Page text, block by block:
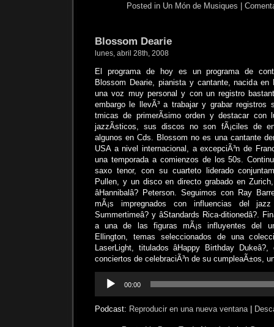
Posted in Un Món de Musiques
Blossom Dearie
lunes, abril 28th, 2008
El programa de hoy es un programa de
Blossom Dearie, pianista y cantante, nacida en
una voz muy personal y con un registro
embargo le llevÃ³ a trabajar y grabar registros
tmicas de primerÃ­simo orden y destacar con
jazzÃ­sticos, sus discos no son fÃ¡ciles de
algunos en Cds. Blossom no es una cantante
USA a nivel internacional, a excepciÃ³n de
una temporada a comienzos de los 50s.
saxo tenor, con su cuarteto liderado
Pullen, y un disco en directo grabado en
âHannibalâ? Peterson. Seguimos con Ray
mÃ¡s impregnados con influencias del
Summertimeâ? y âStandards Rica-ditionedâ?.
a una de las figuras mÃ¡s influyentes del
Ellington, temas seleccionados de una
LaserLight, titulados âHappy Birthday
conciertos de celebraciÃ³n de su cumpleaÃ±os,
audio
00:00
Podcast: Reproducir en una nueva ventana|